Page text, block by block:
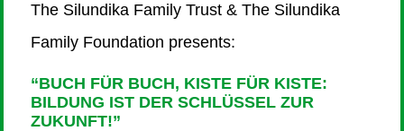
The Silundika Family Trust & The Silundika
Family Foundation presents:
“BUCH FÜR BUCH, KISTE FÜR KISTE:
BILDUNG IST DER SCHLÜSSEL ZUR
ZUKUNFT!”